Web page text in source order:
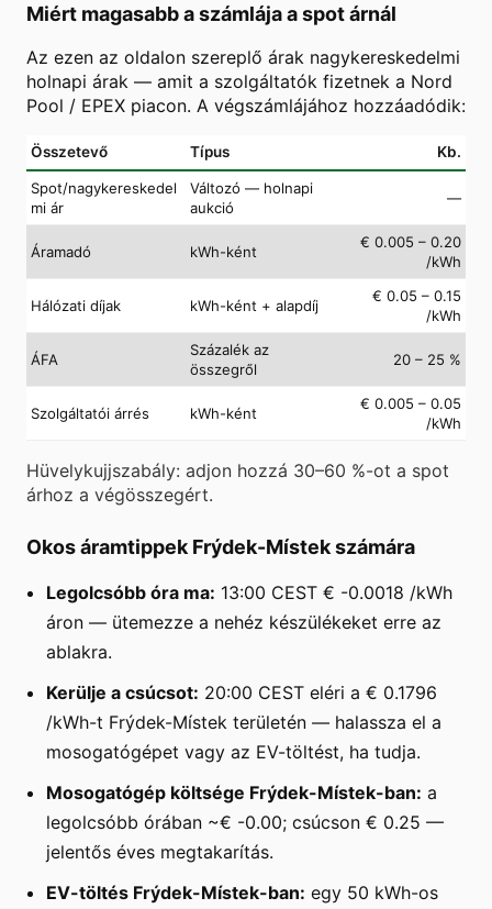
Miért magasabb a számlája a spot árnál
Az ezen az oldalon szereplő árak nagykereskedelmi
holnapi árak — amit a szolgáltatók fizetnek a Nord
Pool / EPEX piacon. A végszámlájához hozzáadódik:
Összetevő Típus Kb.
Spot/nagykereskedel
mi ár
Változó — holnapi
aukció
—
Áramadó kWh-ként
€ 0.005 – 0.20
/kWh
Hálózati díjak kWh-ként + alapdíj
€ 0.05 – 0.15
/kWh
ÁFA
Százalék az
összegről
20 – 25 %
Szolgáltatói árrés kWh-ként
€ 0.005 – 0.05
/kWh
Hüvelykujjszabály: adjon hozzá 30–60 %-ot a spot
árhoz a végösszegért.
Okos áramtippek Frýdek-Místek számára
Legolcsóbb óra ma: 13:00 CEST € -0.0018 /kWh
áron — ütemezze a nehéz készülékeket erre az
ablakra.
Kerülje a csúcsot: 20:00 CEST eléri a € 0.1796
/kWh-t Frýdek-Místek területén — halassza el a
mosogatógépet vagy az EV-töltést, ha tudja.
Mosogatógép költsége Frýdek-Místek-ban: a
legolcsóbb órában ~€ -0.00; csúcson € 0.25 —
jelentős éves megtakarítás.
EV-töltés Frýdek-Místek-ban: egy 50 kWh-os